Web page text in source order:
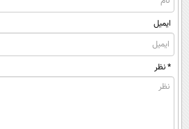
ایمیل
* نظر